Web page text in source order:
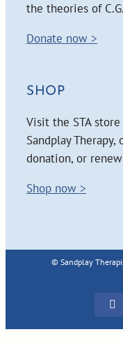
the theories of
Donate now >
SHOP
Visit the STA
Sandplay Therapy,
donation, or
Shop now >
© Sandplay